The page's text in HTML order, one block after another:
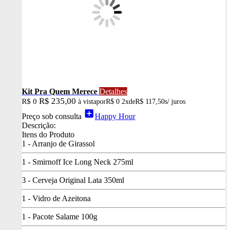
Kit Pra Quem Merece Detalhes
R$ 0 R$ 235,00 à vistaporR$ 0 2xdeR$ 117,50s/ juros
Preço sob consulta add_boxHappy Hour
Descrição:
Itens do Produto
1 - Arranjo de Girassol
1 - Smirnoff Ice Long Neck 275ml
3 - Cerveja Original Lata 350ml
1 - Vidro de Azeitona
1 - Pacote Salame 100g